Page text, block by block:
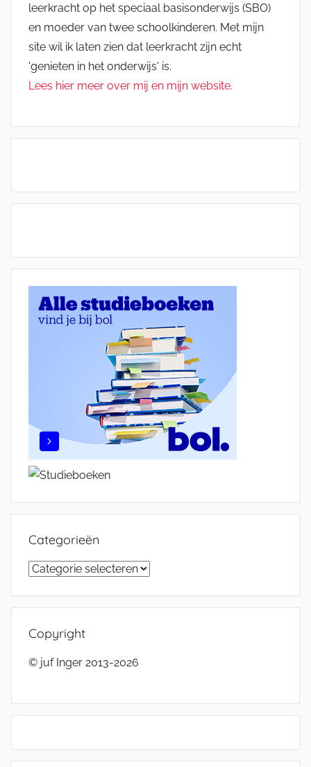
leerkracht op het speciaal basisonderwijs (SBO)
en moeder van twee schoolkinderen. Met mijn
site wil ik laten zien dat leerkracht zijn echt
'genieten in het onderwijs' is.
Lees hier meer over mij en mijn website.
Categorieën
Categorieën
Copyright
© juf Inger 2013-2026